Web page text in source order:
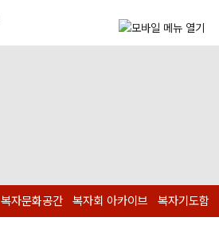
복자문화공간 복자회 아카이브 복자기도함